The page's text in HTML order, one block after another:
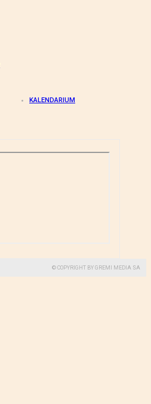
KALENDARIUM
© COPYRIGHT BY GREMI MEDIA SA